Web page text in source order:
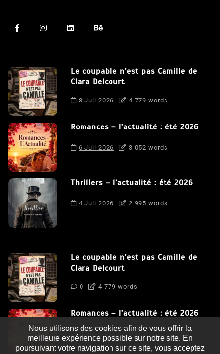
Le coupable n’est pas Camille de
Clara Delcourt
8 Juil 2026 4 779 words
Romances – l’actualité : été 2026
6 Juil 2026 3 052 words
Thrillers – l’actualité : été 2026
4 Juil 2026 2 995 words
Le coupable n’est pas Camille de
Clara Delcourt
0 4 779 words
Romances – l’actualité : été 2026
0 3 052 words
Nous utilisons des cookies afin de vous offrir la
meilleure expérience possible sur notre site. En
poursuivant votre navigation sur ce site, vous acceptez